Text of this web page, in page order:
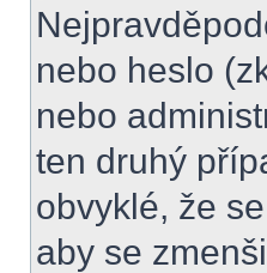
nebo heslo
nebo
ten druhý
obvyklé, že
aby se